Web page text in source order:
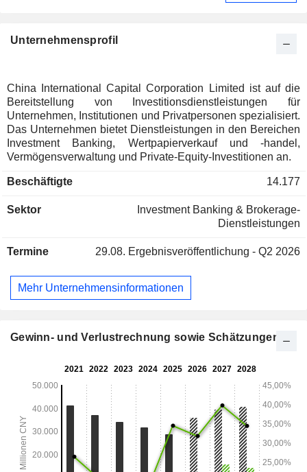
Unternehmensprofil
China International Capital Corporation Limited ist auf die
Bereitstellung von Investitionsdienstleistungen für
Unternehmen, Institutionen und Privatpersonen spezialisiert.
Das Unternehmen bietet Dienstleistungen in den Bereichen
Investment Banking, Wertpapierverkauf und -handel,
Vermögensverwaltung und Private-Equity-Investitionen an.
Beschäftigte 14.177
Sektor
Investment Banking & Brokerage-
Dienstleistungen
Termine 29.08. Ergebnisveröffentlichung - Q2 2026
Mehr Unternehmensinformationen
Gewinn- und Verlustrechnung sowie Schätzungen